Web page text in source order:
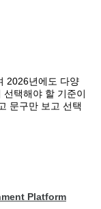
2026년에도 다양
택해야 할 기준이
문구만 보고 선택
Platform